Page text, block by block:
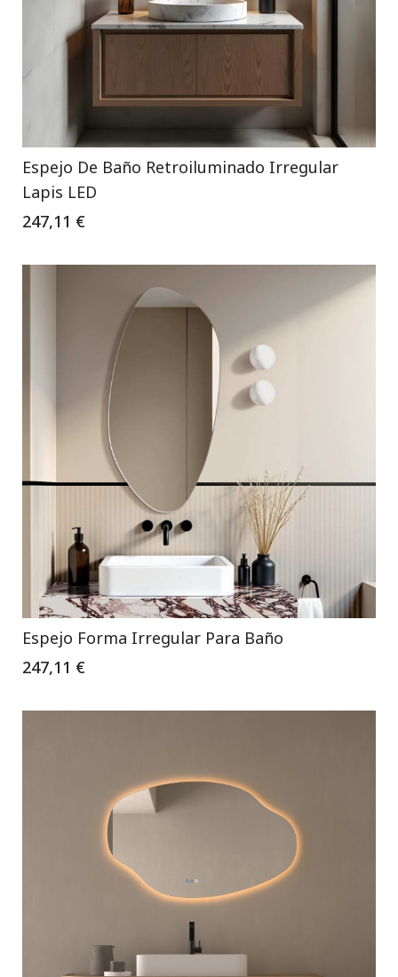
Espejo De Baño Retroiluminado Irregular
Lapis LED
247,11 €
Espejo Forma Irregular Para Baño
247,11 €